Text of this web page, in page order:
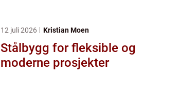
12 juli 2026 Kristian Moen
Stålbygg for fleksible og
moderne prosjekter